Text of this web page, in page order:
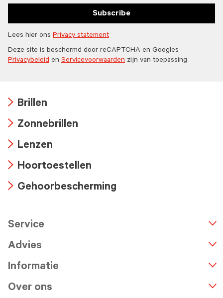
Subscribe
Lees hier ons Privacy statement
Deze site is beschermd door reCAPTCHA en Googles
Privacybeleid en Servicevoorwaarden zijn van toepassing
icon
Brillen
icon
Zonnebrillen
icon
Lenzen
icon
Hoortoestellen
Gehoorbescherming
Service
Advies
Informatie
Over ons